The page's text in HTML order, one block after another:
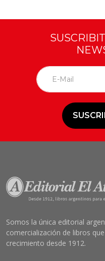
Somos la única editorial
comercialización de libros
crecimiento desde 1912.